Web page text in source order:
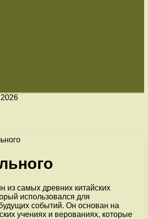
2026
из самых древних китайских
использовался для
событий. Он основан на
учениях и верованиях, которые